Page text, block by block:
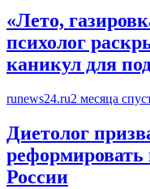
«Лето,
психолог
каникул для
runews24.ru2 месяца
Диетолог
России